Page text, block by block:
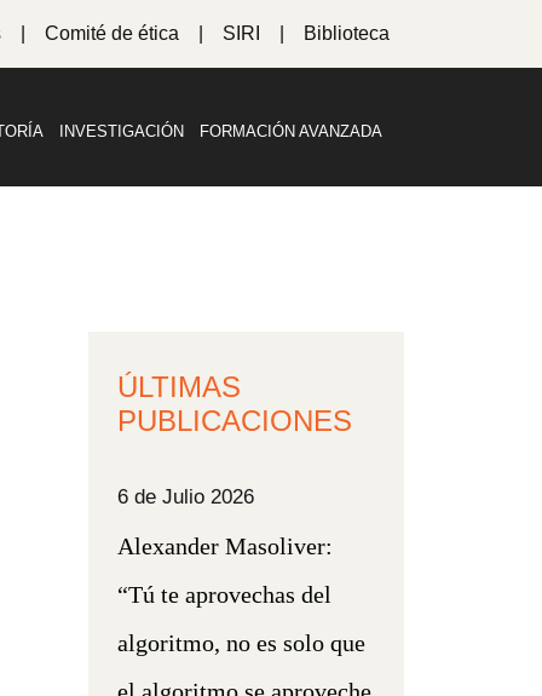
Comité de ética SIRI Biblioteca
INVESTIGACIÓN FORMACIÓN AVANZADA
ÚLTIMAS
PUBLICACIONES
6 de Julio 2026
Alexander Masoliver:
“Tú te aprovechas del
algoritmo, no es solo que